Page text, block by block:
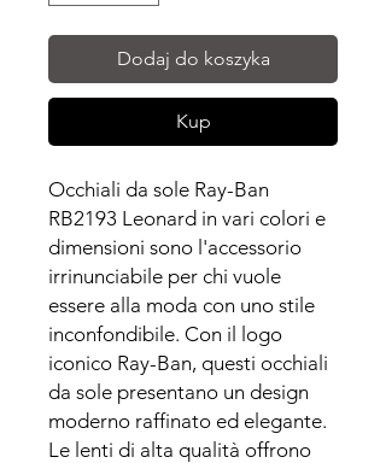
Dodaj do koszyka
Kup
Occhiali da sole Ray-Ban
RB2193 Leonard in vari colori e
dimensioni sono l'accessorio
irrinunciabile per chi vuole
essere alla moda con uno stile
inconfondibile. Con il logo
iconico Ray-Ban, questi occhiali
da sole presentano un design
moderno raffinato ed elegante.
Le lenti di alta qualità offrono